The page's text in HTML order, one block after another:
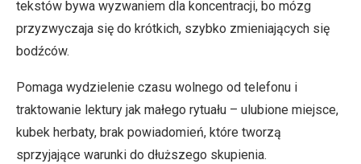
tekstów bywa wyzwaniem dla koncentracji, bo mózg
przyzwyczaja się do krótkich, szybko zmieniających się
bodźców.
Pomaga wydzielenie czasu wolnego od telefonu i
traktowanie lektury jak małego rytuału – ulubione miejsce,
kubek herbaty, brak powiadomień, które tworzą
sprzyjające warunki do dłuższego skupienia.